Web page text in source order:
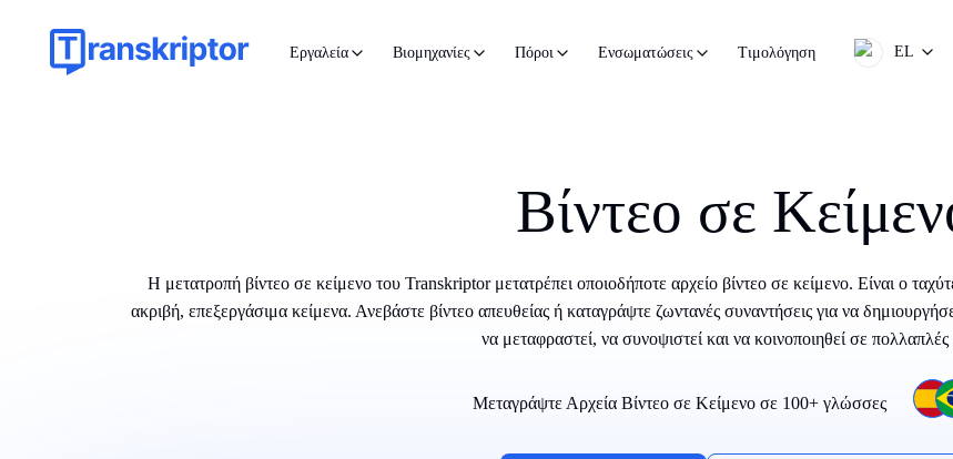
Εργαλεία Βιομηχανίες Πόροι Ενσωματώσεις Τιμολόγηση EL
Βίντεο σε
Η μετατροπή βίντεο σε κείμενο του Transkriptor μετατρέπει οποιοδήποτε αρχείο βίντεο σε κείμενο. Είναι ο
ακριβή, επεξεργάσιμα κείμενα. Ανεβάστε βίντεο απευθείας ή καταγράψτε ζωντανές συναντήσεις για να
να μεταφραστεί, να συνοψιστεί και να κοινοποιηθεί σε
Μεταγράψτε Αρχεία Βίντεο σε Κείμενο σε 100+ γλώσσες